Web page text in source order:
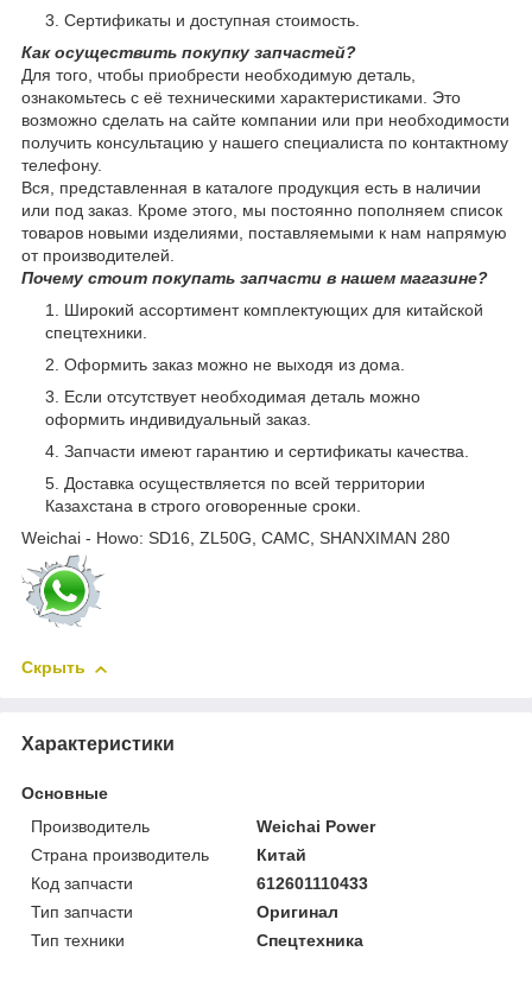
Сертификаты и доступная стоимость.
Как осуществить покупку запчастей?
Для того, чтобы приобрести необходимую деталь,
ознакомьтесь с её техническими характеристиками. Это
возможно сделать на сайте компании или при необходимости
получить консультацию у нашего специалиста по контактному
телефону.
Вся, представленная в каталоге продукция есть в наличии
или под заказ. Кроме этого, мы постоянно пополняем список
товаров новыми изделиями, поставляемыми к нам напрямую
от производителей.
Почему стоит покупать запчасти в нашем магазине?
Широкий ассортимент комплектующих для китайской
спецтехники.
Оформить заказ можно не выходя из дома.
Если отсутствует необходимая деталь можно
оформить индивидуальный заказ.
Запчасти имеют гарантию и сертификаты качества.
Доставка осуществляется по всей территории
Казахстана в строго оговоренные сроки.
Weichai - Howo: SD16, ZL50G, CAMC, SHANXIMAN 280
Скрыть
Характеристики
Основные
Производитель
Weichai Power
Страна производитель
Китай
Код запчасти
612601110433
Тип запчасти
Оригинал
Тип техники
Спецтехника